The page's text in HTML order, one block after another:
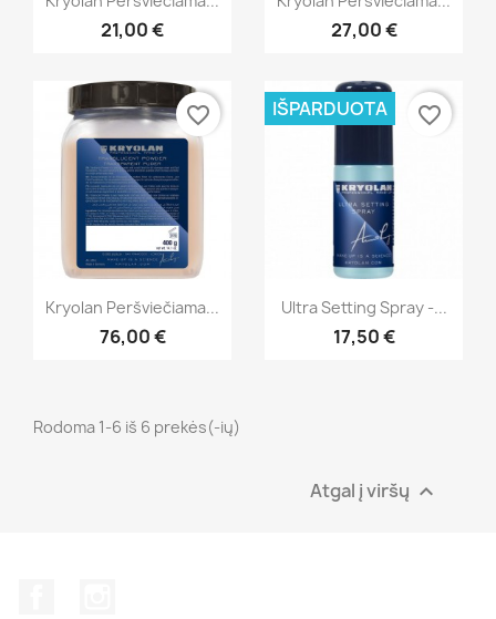
21,00 € 27,00 €
Greita peržiūra
Kryolan Peršviečiama...
76,00 €
favorite_border
Greita peržiūra
Ultra Setting Spray -...
17,50 €
IŠPARDUOTA favorite_border
Rodoma 1-6 iš 6 prekės(-ių)
Atgal į viršų 